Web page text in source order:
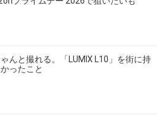
んと撮れる。「LUMIX L10」を街に持
ったこと